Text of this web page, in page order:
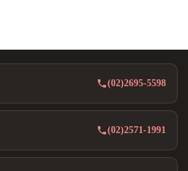
(02)2695-5598
(02)2571-1991